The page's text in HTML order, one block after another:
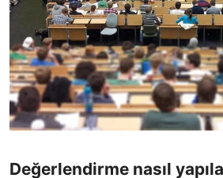
Değerlendirme nasıl